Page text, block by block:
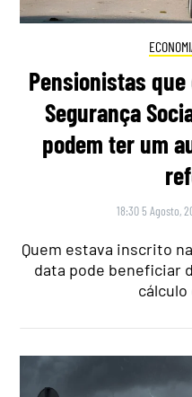
Pensionistas
Segurança
podem ter um
18:30 5 Agosto,
Quem estava inscrito
data pode beneficiar
cálculo